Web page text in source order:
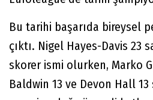
Bu tarihi başarıda bireysel
çıktı. Nigel Hayes-Davis 23
skorer ismi olurken, Marko
Baldwin 13 ve Devon Hall 13